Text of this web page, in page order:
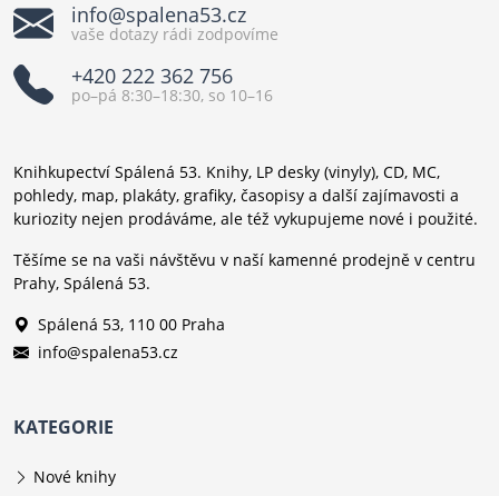
info@spalena53.cz
vaše dotazy rádi zodpovíme
+420 222 362 756
po–pá 8:30–18:30, so 10–16
Knihkupectví Spálená 53. Knihy, LP desky (vinyly), CD, MC,
pohledy, map, plakáty, grafiky, časopisy a další zajímavosti a
kuriozity nejen prodáváme, ale též vykupujeme nové i použité.
Těšíme se na vaši návštěvu v naší kamenné prodejně v centru
Prahy, Spálená 53.
Spálená 53, 110 00 Praha
info@spalena53.cz
KATEGORIE
Nové knihy